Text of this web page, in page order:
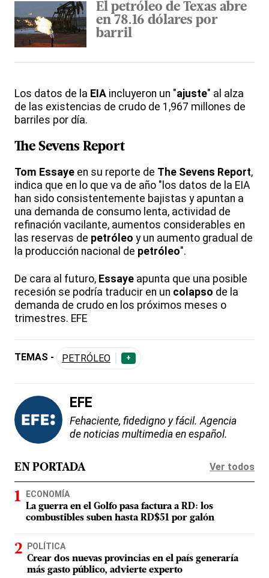
El petróleo de Texas abre
en 78.16 dólares por
barril
Los datos de la EIA incluyeron un "ajuste" al alza
de las existencias de crudo de 1,967 millones de
barriles por día.
The Sevens Report
Tom Essaye en su reporte de The Sevens Report,
indica que en lo que va de año "los datos de la EIA
han sido consistentemente bajistas y apuntan a
una demanda de consumo lenta, actividad de
refinación vacilante, aumentos considerables en
las reservas de petróleo y un aumento gradual de
la producción nacional de petróleo".
De cara al futuro, Essaye apunta que una posible
recesión se podría traducir en un colapso de la
demanda de crudo en los próximos meses o
trimestres. EFE
TEMAS - PETRÓLEO +
EFE
Fehaciente, fidedigno y fácil. Agencia
de noticias multimedia en español.
EN PORTADA Ver todos
ECONOMÍA
La guerra en el Golfo pasa factura a RD: los
combustibles suben hasta RD$51 por galón
POLÍTICA
Crear dos nuevas provincias en el país generaría
más gasto público, advierte experto